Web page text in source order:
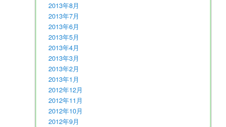
2013年8月
2013年7月
2013年6月
2013年5月
2013年4月
2013年3月
2013年2月
2013年1月
2012年12月
2012年11月
2012年10月
2012年9月